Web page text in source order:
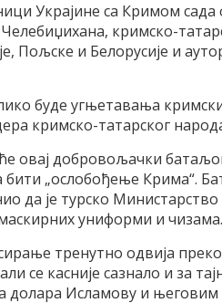
Украјине са Кримом
кримско-
Пољске и Белорусије и
буде угњетавања
кримско-татарског
овај добровољачки
бити „ослобођење Крима“.
да је турско
униформи и чизама.
тренутно одвија
се касније сазнало и за
долара Исламову и